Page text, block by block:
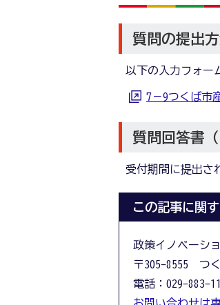
質問の提出
以下の入力フォー
7－9つくば市
質問回答書（
受付期間に提出さ
この記事に関
政策イノベーシ
〒305-8555 つ
電話：029-883-